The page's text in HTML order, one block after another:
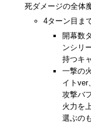
死ダメージの全体
4ターン目ま
開幕数
ンシリ
持つキ
一撃の
イトver
攻撃バ
火力を
選ぶの